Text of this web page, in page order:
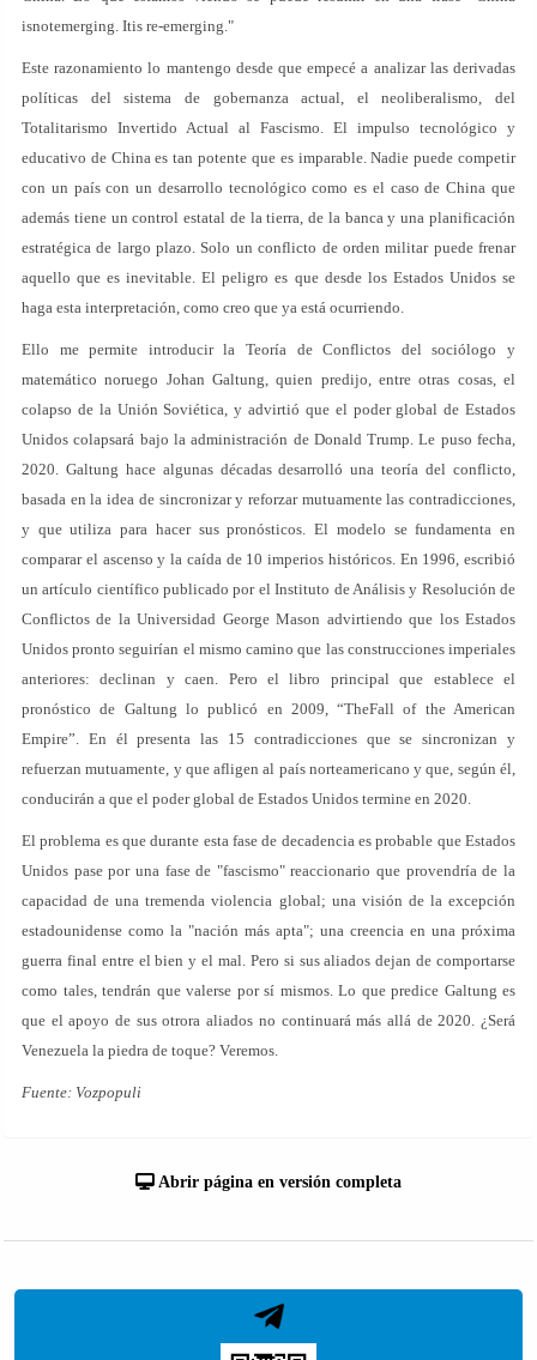
isnotemerging. Itis re-emerging."
Este razonamiento lo mantengo desde que empecé a analizar las derivadas
políticas del sistema de gobernanza actual, el neoliberalismo, del
Totalitarismo Invertido Actual al Fascismo. El impulso tecnológico y
educativo de China es tan potente que es imparable. Nadie puede competir
con un país con un desarrollo tecnológico como es el caso de China que
además tiene un control estatal de la tierra, de la banca y una planificación
estratégica de largo plazo. Solo un conflicto de orden militar puede frenar
aquello que es inevitable. El peligro es que desde los Estados Unidos se
haga esta interpretación, como creo que ya está ocurriendo.
Ello me permite introducir la Teoría de Conflictos del sociólogo y
matemático noruego Johan Galtung, quien predijo, entre otras cosas, el
colapso de la Unión Soviética, y advirtió que el poder global de Estados
Unidos colapsará bajo la administración de Donald Trump. Le puso fecha,
2020. Galtung hace algunas décadas desarrolló una teoría del conflicto,
basada en la idea de sincronizar y reforzar mutuamente las contradicciones,
y que utiliza para hacer sus pronósticos. El modelo se fundamenta en
comparar el ascenso y la caída de 10 imperios históricos. En 1996, escribió
un artículo científico publicado por el Instituto de Análisis y Resolución de
Conflictos de la Universidad George Mason advirtiendo que los Estados
Unidos pronto seguirían el mismo camino que las construcciones imperiales
anteriores: declinan y caen. Pero el libro principal que establece el
pronóstico de Galtung lo publicó en 2009, “TheFall of the American
Empire”. En él presenta las 15 contradicciones que se sincronizan y
refuerzan mutuamente, y que afligen al país norteamericano y que, según él,
conducirán a que el poder global de Estados Unidos termine en 2020.
El problema es que durante esta fase de decadencia es probable que Estados
Unidos pase por una fase de "fascismo" reaccionario que provendría de la
capacidad de una tremenda violencia global; una visión de la excepción
estadounidense como la "nación más apta"; una creencia en una próxima
guerra final entre el bien y el mal. Pero si sus aliados dejan de comportarse
como tales, tendrán que valerse por sí mismos. Lo que predice Galtung es
que el apoyo de sus otrora aliados no continuará más allá de 2020. ¿Será
Venezuela la piedra de toque? Veremos.
Fuente: Vozpopuli
Abrir página en versión completa